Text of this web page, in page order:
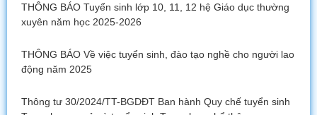
THÔNG BÁO Tuyển sinh lớp 10, 11, 12 hệ Giáo dục thường
xuyên năm học 2025-2026
THÔNG BÁO Về việc tuyển sinh, đào tạo nghề cho người lao
động năm 2025
Thông tư 30/2024/TT-BGDĐT Ban hành Quy chế tuyển sinh